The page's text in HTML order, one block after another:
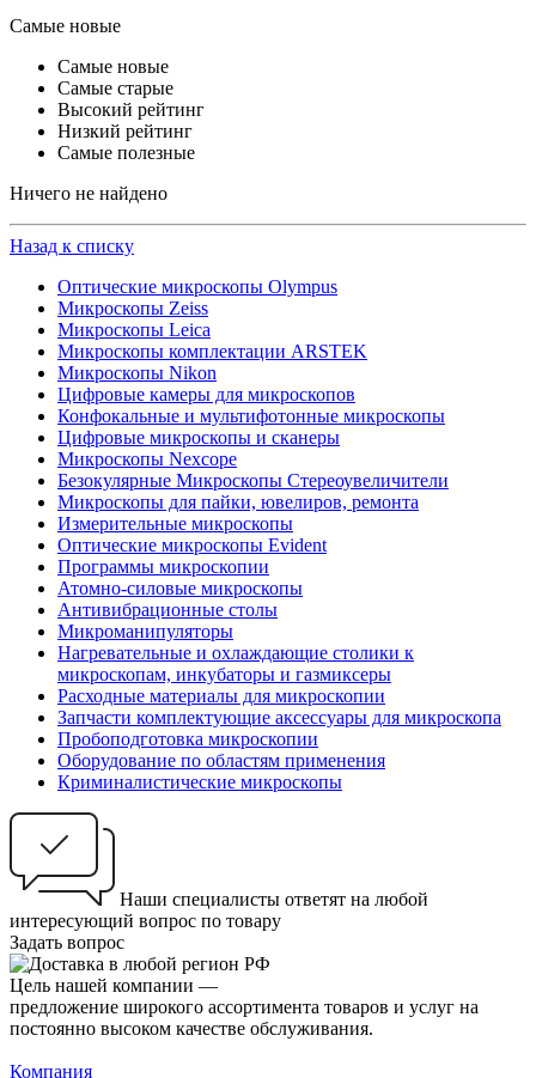
Самые новые
Самые новые
Самые старые
Высокий рейтинг
Низкий рейтинг
Самые полезные
Ничего не найдено
Назад к списку
Оптические микроскопы Olympus
Микроскопы Zeiss
Микроскопы Leica
Микроскопы комплектации ARSTEK
Микроскопы Nikon
Цифровые камеры для микроскопов
Конфокальные и мультифотонные микроскопы
Цифровые микроскопы и сканеры
Микроскопы Nexcope
Безокулярные Микроскопы Стереоувеличители
Микроскопы для пайки, ювелиров, ремонта
Измерительные микроскопы
Оптические микроскопы Evident
Программы микроскопии
Атомно-силовые микроскопы
Антивибрационные столы
Микроманипуляторы
Нагревательные и охлаждающие столики к
микроскопам, инкубаторы и газмиксеры
Расходные материалы для микроскопии
Запчасти комплектующие аксессуары для микроскопа
Пробоподготовка микроскопии
Оборудование по областям применения
Криминалистические микроскопы
Наши специалисты ответят на любой
интересующий вопрос по товару
Задать вопрос
Цель нашей компании —
предложение широкого ассортимента товаров и услуг на
постоянно высоком качестве обслуживания.
Компания